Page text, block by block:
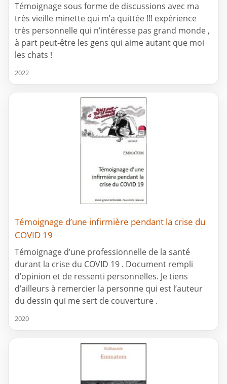
Témoignage sous forme de discussions avec ma
très vieille minette qui m’a quittée !!! expérience
très personnelle qui n’intéresse pas grand monde ,
à part peut-être les gens qui aime autant que moi
les chats !
2022
Témoignage d’une infirmière pendant la crise du
COVID 19
Témoignage d’une professionnelle de la santé
durant la crise du COVID 19 . Document rempli
d’opinion et de ressenti personnelles. Je tiens
d’ailleurs à remercier la personne qui est l’auteur
du dessin qui me sert de couverture .
2020